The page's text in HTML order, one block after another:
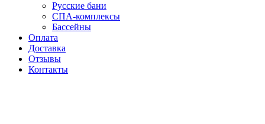
Русские бани
СПА-комплексы
Бассейны
Оплата
Доставка
Отзывы
Контакты